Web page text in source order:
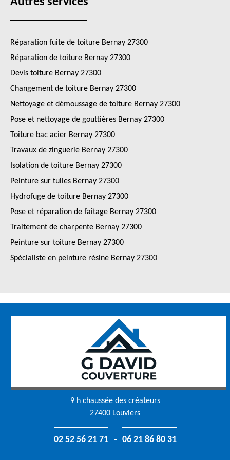
Réparation fuite de toiture Bernay 27300
Réparation de toiture Bernay 27300
Devis toiture Bernay 27300
Changement de toiture Bernay 27300
Nettoyage et démoussage de toiture Bernay 27300
Pose et nettoyage de gouttières Bernay 27300
Toiture bac acier Bernay 27300
Travaux de zinguerie Bernay 27300
Isolation de toiture Bernay 27300
Peinture sur tuiles Bernay 27300
Hydrofuge de toiture Bernay 27300
Pose et réparation de faîtage Bernay 27300
Traitement de charpente Bernay 27300
Peinture sur toiture Bernay 27300
Spécialiste en peinture résine Bernay 27300
9 h chaussée des créateurs
27400 Louviers
02 52 56 21 71 - 06 21 86 80 31